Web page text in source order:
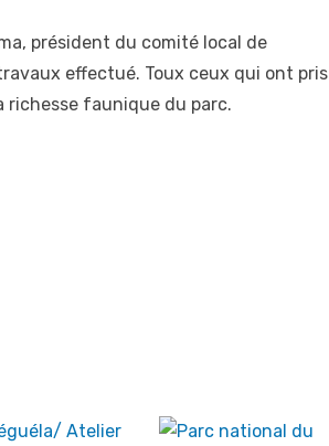
président du comité local de
effectué. Toux ceux qui ont pris
richesse faunique du parc.